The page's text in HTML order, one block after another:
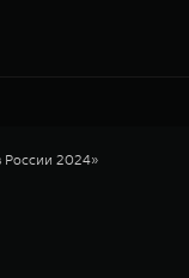
России 2024»